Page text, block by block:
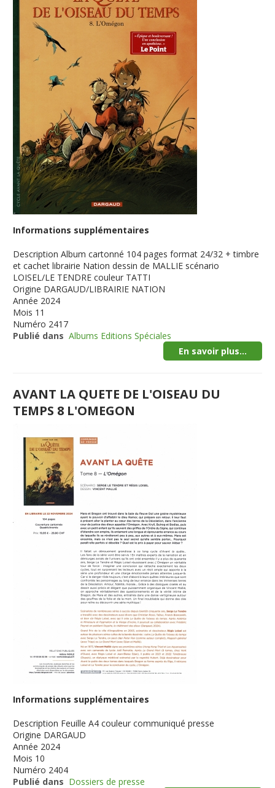
Informations supplémentaires
Description Album cartonné 104 pages format 24/32 + timbre
et cachet librairie Nation dessin de MALLIE scénario
LOISEL/LE TENDRE couleur TATTI
Origine DARGAUD/LIBRAIRIE NATION
Année 2024
Mois 11
Numéro 2417
Publié dans Albums Editions Spéciales
En savoir plus...
AVANT LA QUETE DE L'OISEAU DU
TEMPS 8 L'OMEGON
Informations supplémentaires
Description Feuille A4 couleur communiqué presse
Origine DARGAUD
Année 2024
Mois 10
Numéro 2404
Publié dans Dossiers de presse